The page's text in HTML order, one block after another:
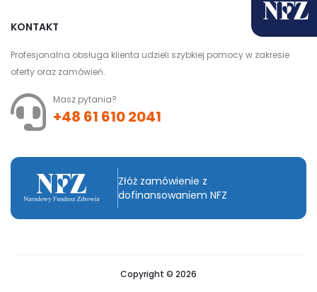
KONTAKT
Profesjonalna obsługa klienta udzieli szybkiej pomocy w zakresie
oferty oraz zamówień.
Masz pytania?
+48 61 610 2041
Złóż zamówienie z
dofinansowaniem NFZ
Copyright © 2026